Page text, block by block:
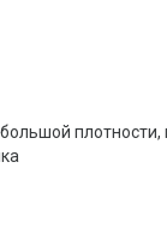
плотности,